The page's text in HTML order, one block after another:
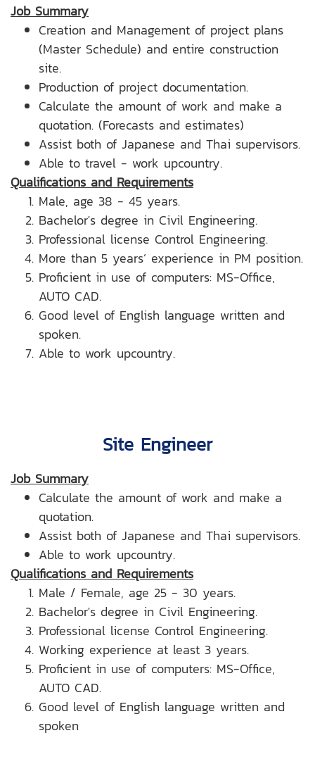
Job Summary
Creation and Management of project plans
(Master Schedule) and entire construction
site.
Production of project documentation.
Calculate the amount of work and make a
quotation. (Forecasts and estimates)
Assist both of Japanese and Thai supervisors.
Able to travel - work upcountry.
Qualifications and Requirements
Male, age 38 - 45 years.
Bachelor's degree in Civil Engineering.
Professional license Control Engineering.
More than 5 years’ experience in PM position.
Proficient in use of computers: MS-Office,
AUTO CAD.
Good level of English language written and
spoken.
Able to work upcountry.
Site Engineer
Job Summary
Calculate the amount of work and make a
quotation.
Assist both of Japanese and Thai supervisors.
Able to work upcountry.
Qualifications and Requirements
Male / Female, age 25 - 30 years.
Bachelor's degree in Civil Engineering.
Professional license Control Engineering.
Working experience at least 3 years.
Proficient in use of computers: MS-Office,
AUTO CAD.
Good level of English language written and
spoken